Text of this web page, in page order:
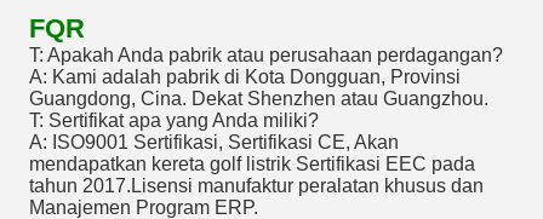
FQR
T: Apakah Anda pabrik atau perusahaan perdagangan?
A: Kami adalah pabrik di Kota Dongguan, Provinsi
Guangdong, Cina. Dekat Shenzhen atau Guangzhou.
T: Sertifikat apa yang Anda miliki?
A: ISO9001 Sertifikasi, Sertifikasi CE, Akan
mendapatkan kereta golf listrik Sertifikasi EEC pada
tahun 2017.Lisensi manufaktur peralatan khusus dan
Manajemen Program ERP.